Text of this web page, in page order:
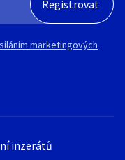
inzerátů
marketingových